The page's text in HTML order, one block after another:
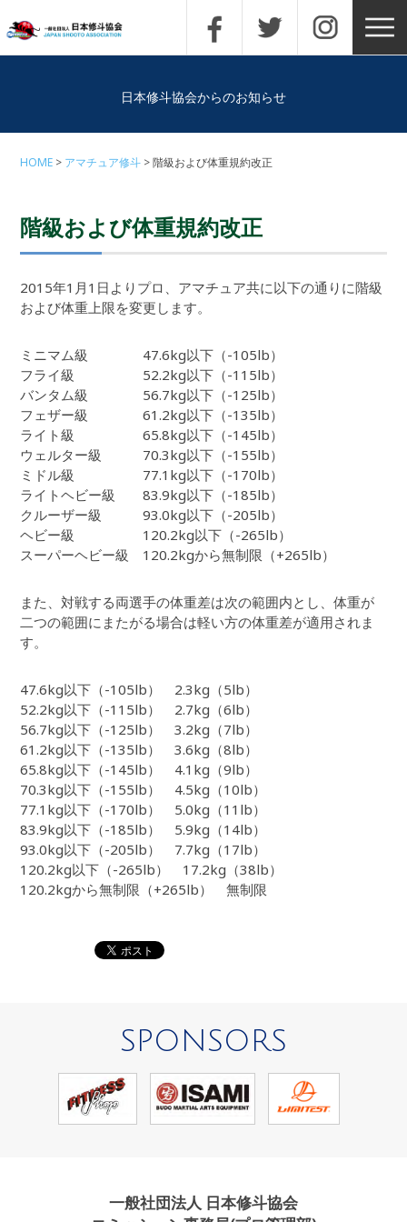
日本修斗協会からのお知らせ
HOME アマチュア修斗 階級および体重規約改正
階級および体重規約改正
2015年1月1日よりプロ、アマチュア共に以下の通りに階級
および体重上限を変更します。
ミニマム級 47.6kg以下（-105lb）
フライ級 52.2kg以下（-115lb）
バンタム級 56.7kg以下（-125lb）
フェザー級 61.2kg以下（-135lb）
ライト級 65.8kg以下（-145lb）
ウェルター級 70.3kg以下（-155lb）
ミドル級 77.1kg以下（-170lb）
ライトヘビー級 83.9kg以下（-185lb）
クルーザー級 93.0kg以下（-205lb）
ヘビー級 120.2kg以下（-265lb）
スーパーヘビー級 120.2kgから無制限（+265lb）
また、対戦する両選手の体重差は次の範囲内とし、体重が
二つの範囲にまたがる場合は軽い方の体重差が適用されま
す。
47.6kg以下（-105lb） 2.3kg（5lb）
52.2kg以下（-115lb） 2.7kg（6lb）
56.7kg以下（-125lb） 3.2kg（7lb）
61.2kg以下（-135lb） 3.6kg（8lb）
65.8kg以下（-145lb） 4.1kg（9lb）
70.3kg以下（-155lb） 4.5kg（10lb）
77.1kg以下（-170lb） 5.0kg（11lb）
83.9kg以下（-185lb） 5.9kg（14lb）
93.0kg以下（-205lb） 7.7kg（17lb）
120.2kg以下（-265lb） 17.2kg（38lb）
120.2kgから無制限（+265lb） 無制限
SPONSORS
一般社団法人 日本修斗協会